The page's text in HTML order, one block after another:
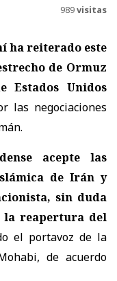
989visitas
ha reiterado este
de Ormuz
Estados Unidos
las negociaciones
acepte las
de Irán y
sin duda
la reapertura del
el portavoz de la
de acuerdo